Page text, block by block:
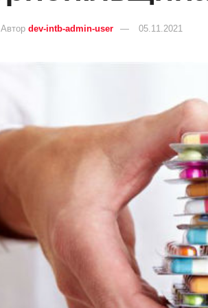
Автор dev-intb-admin-user 05.11.2021